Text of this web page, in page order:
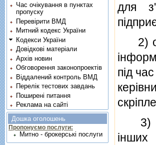
для
2)
пiд
3)
Час очікування в пунктах
пропуску
Перевірити ВМД
Митний кодекс України
Кодекси України
Довідкові матеріали
Архів новин
Обговорення законопроектів
Віддалений контроль ВМД
Перелік тестових завдань
Поширені питання
Реклама на сайті
Дошка оголошень
Пропонуємо послуги:
Митно - брокерські послуги